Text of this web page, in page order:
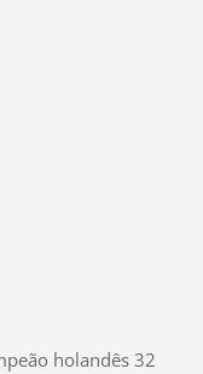
holandês 32